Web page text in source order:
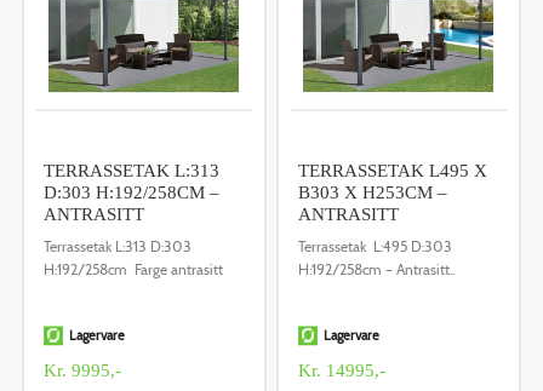
TERRASSETAK L:313
D:303 H:192/258CM –
ANTRASITT
Terrassetak L:313 D:303
H:192/258cm Farge antrasitt
Lagervare
Kr. 9995,-
TERRASSETAK L495 X
B303 X H253CM –
ANTRASITT
Terrassetak L:495 D:303
H:192/258cm – Antrasitt..
Lagervare
Kr. 14995,-